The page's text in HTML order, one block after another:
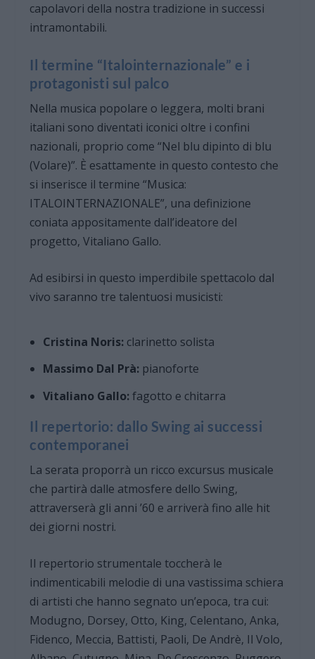
capolavori della nostra tradizione in successi
intramontabili.
Il termine “Italointernazionale” e i
protagonisti sul palco
Nella musica popolare o leggera, molti brani
italiani sono diventati iconici oltre i confini
nazionali, proprio come “Nel blu dipinto di blu
(Volare)”. È esattamente in questo contesto che
si inserisce il termine “Musica:
ITALOINTERNAZIONALE”, una definizione
coniata appositamente dall’ideatore del
progetto, Vitaliano Gallo.
Ad esibirsi in questo imperdibile spettacolo dal
vivo saranno tre talentuosi musicisti:
Cristina Noris:clarinetto solista
Massimo Dal Prà:pianoforte
Vitaliano Gallo:fagotto e chitarra
Il repertorio: dallo Swing ai successi
contemporanei
La serata proporrà un ricco excursus musicale
che partirà dalle atmosfere dello Swing,
attraverserà gli anni ’60 e arriverà fino alle hit
dei giorni nostri.
Il repertorio strumentale toccherà le
indimenticabili melodie di una vastissima schiera
di artisti che hanno segnato un’epoca, tra cui:
Modugno, Dorsey, Otto, King, Celentano, Anka,
Fidenco, Meccia, Battisti, Paoli, De Andrè, Il Volo,